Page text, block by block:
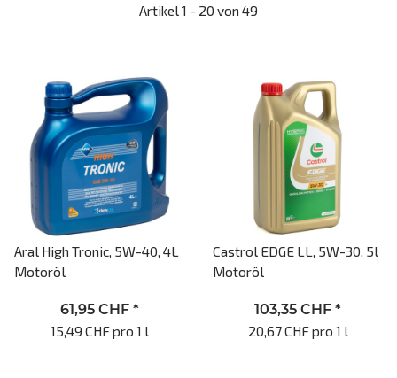
Artikel 1 - 20 von 49
Aral High Tronic, 5W-40, 4L
Motoröl
61,95 CHF *
15,49 CHF pro 1 l
Castrol EDGE LL, 5W-30, 5l
Motoröl
103,35 CHF *
20,67 CHF pro 1 l